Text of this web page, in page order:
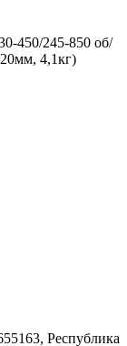
450/245-850 об/
4,1кг)